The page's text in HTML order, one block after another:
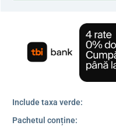
Include taxa verde:
Pachetul conține: